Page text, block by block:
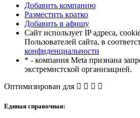
Добавить компанию
Разместить кратко
Добавить в афишу
Сайт использует IP адреса,
Пользователей сайта, в
конфиденциальности
* - компания Meta признана
экстремистской организацией.
Оптимизирован для
Единая справочная: